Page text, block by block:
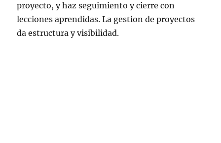
proyecto, y haz seguimiento y cierre con
lecciones aprendidas. La gestion de proyectos
da estructura y visibilidad.